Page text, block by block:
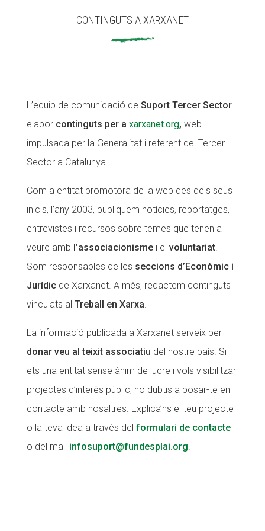
CONTINGUTS A XARXANET
L’equip de comunicació de Suport Tercer Sector
elabor continguts per a xarxanet.org, web
impulsada per la Generalitat i referent del Tercer
Sector a Catalunya.
Com a entitat promotora de la web des dels seus
inicis, l’any 2003, publiquem notícies, reportatges,
entrevistes i recursos sobre temes que tenen a
veure amb l’associacionismei el voluntariat.
Som responsables de les seccions d’Econòmic i
Jurídicde Xarxanet. A més, redactem continguts
vinculats al Treball en Xarxa.
La informació publicada a Xarxanet serveix per
donar veu al teixit associatiu del nostre país. Si
ets una entitat sense ànim de lucre i vols visibilitzar
projectes d’interès públic, no dubtis a posar-te en
contacte amb nosaltres. Explica’ns el teu projecte
o la teva idea a través del formulari de contacte
o del mail infosuport@fundesplai.org.
ACCIÓ SOCIAL I JOVES
SUPORT TERCER SECTOR
CONEIX FUNDESPLAI
L'equip
Missió i valors
Memòria d'activitats
Proposta educativa
ACCIÓ SOCIAL I JOVES
SUPORT TERCER SECTOR
CONEIX FUNDESPLAI
L'equip
Missió i valors
Memòria d'activitats
Proposta educativa